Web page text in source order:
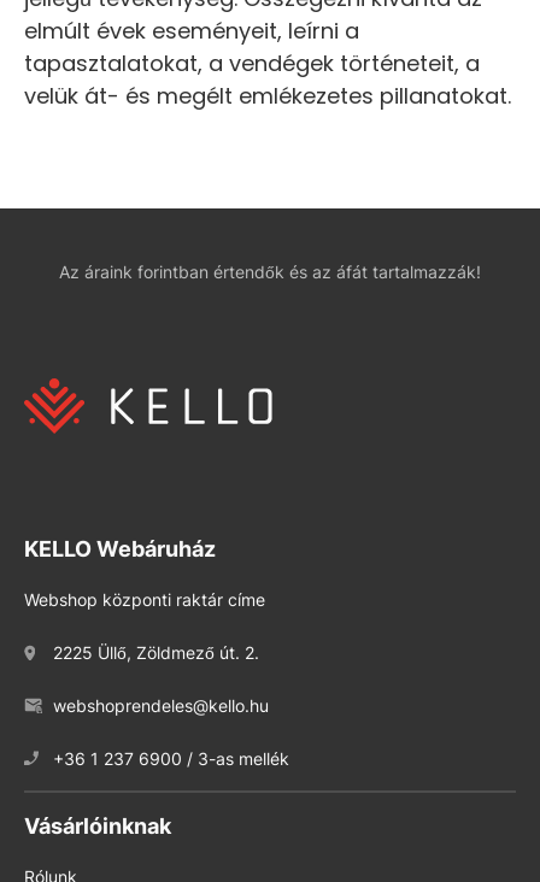
elmúlt évek eseményeit, leírni a
tapasztalatokat, a vendégek történeteit, a
velük át- és megélt emlékezetes pillanatokat.
Az áraink forintban értendők és az áfát tartalmazzák!
KELLO Webáruház
Webshop központi raktár címe
2225 Üllő, Zöldmező út. 2.
webshoprendeles@kello.hu
+36 1 237 6900 / 3-as mellék
Vásárlóinknak
Rólunk